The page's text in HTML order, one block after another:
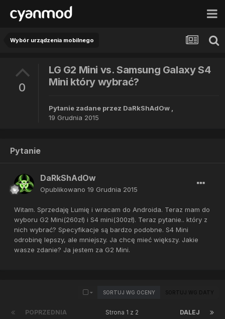
Wybór urządzenia mobilnego
0
LG G2 Mini vs. Samsung Galaxy S4
Mini który wybrać?
Pytanie zadane przez DaRkShAdOw ,
19 Grudnia 2015
Pytanie
DaRkShAdOw
Opublikowano 19 Grudnia 2015
Witam. Sprzedaję Lumię i wracam do Androida. Teraz mam do
wyboru G2 Mini(260zł) i S4 mini(300zł). Teraz pytanie.. który z
nich wybrać? Specyfikacje są bardzo podobne. S4 Mini
odrobinę lepszy, ale mniejszy. Ja chcę mieć większy. Jakie
wasze zdanie? Ja jestem za G2 Mini.
SORTUJ WG OCENY SORTUJ WG DATY
POPRZEDNIA DALEJ
Strona 1 z 2